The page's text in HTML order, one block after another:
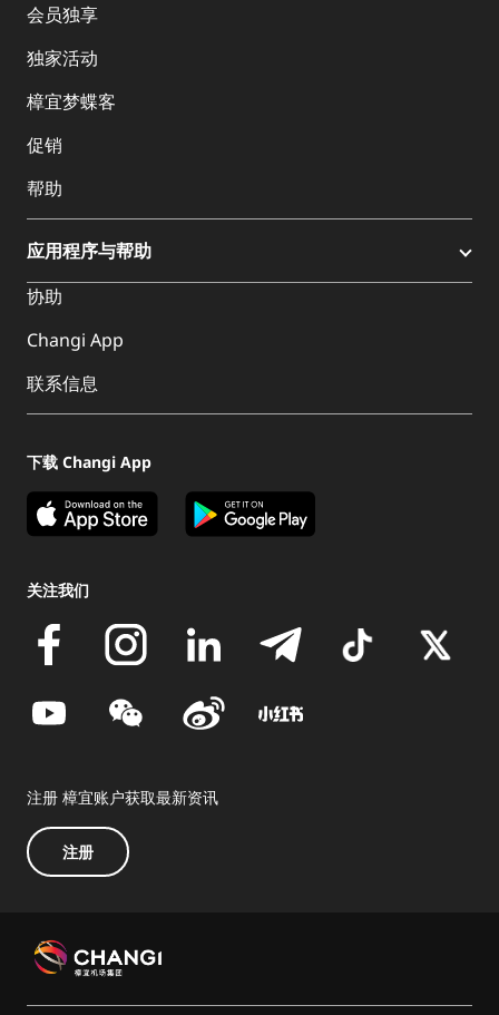
会员独享
独家活动
樟宜梦蝶客
促销
帮助
应用程序与帮助
协助
Changi App
联系信息
下载 Changi App
关注我们
注册 樟宜账户获取最新资讯
注册